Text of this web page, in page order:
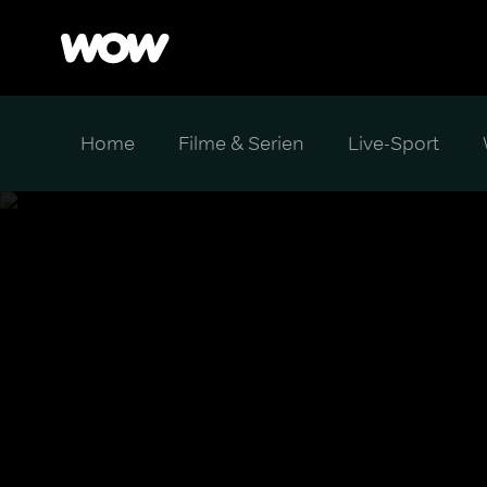
Home Filme & Serien Live-Sport